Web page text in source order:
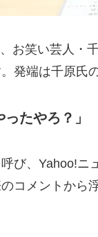
お笑い芸人・
。発端は千原
たやろ？」
び、Yahoo!ニ
コメントから